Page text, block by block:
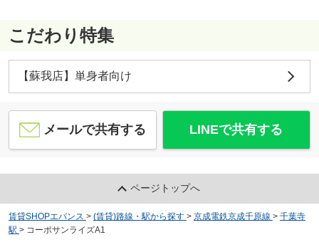
こだわり特集
【蘇我店】単身者向け
メールで共有する LINEで共有する
ページトップへ
賃貸SHOPエバンス > (賃貸)路線・駅から探す > 京成電鉄京成千原線 > 千葉寺
駅 > コーポサンライズA1